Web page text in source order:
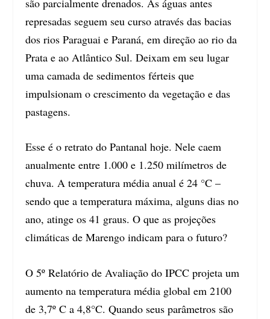
represadas seguem seu curso através das bacias
dos rios Paraguai e Paraná, em direção ao rio da
Prata e ao Atlântico Sul. Deixam em seu lugar
uma camada de sedimentos férteis que
impulsionam o crescimento da vegetação e das
pastagens.
Esse é o retrato do Pantanal hoje. Nele caem
anualmente entre 1.000 e 1.250 milímetros de
chuva. A temperatura média anual é 24 °C –
sendo que a temperatura máxima, alguns dias no
ano, atinge os 41 graus. O que as projeções
climáticas de Marengo indicam para o futuro?
O 5º Relatório de Avaliação do IPCC projeta um
aumento na temperatura média global em 2100
de 3,7º C a 4,8°C. Quando seus parâmetros são